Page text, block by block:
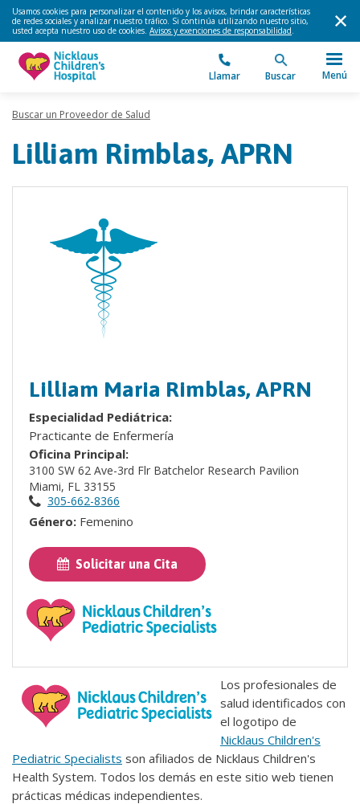
Usamos cookies para personalizar el contenido y los avisos, brindar características
de redes sociales y analizar nuestro tráfico. Si continúa utilizando nuestro sitio,
usted acepta nuestro uso de cookies. Avisos y exenciones de responsabilidad.
Llamar Buscar Menú
Buscar un Proveedor de Salud
Lilliam Rimblas, APRN
Lilliam Maria Rimblas, APRN
Especialidad Pediátrica:
Practicante de Enfermería
Oficina Principal:
3100 SW 62 Ave-3rd Flr Batchelor Research Pavilion
Miami, FL 33155
305-662-8366
Género: Femenino
Solicitar una Cita
Los profesionales de
salud identificados con
el logotipo de
Nicklaus Children's
Pediatric Specialists son afiliados de Nicklaus Children's
Health System. Todos los demás en este sitio web tienen
prácticas médicas independientes.